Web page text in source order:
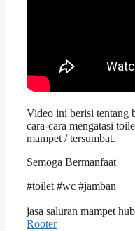
Video ini berisi tentang
cara-cara mengatasi
mampet / tersumbat.
Semoga Bermanfaat
#toilet #wc #jamban
jasa saluran mampet
Rooter